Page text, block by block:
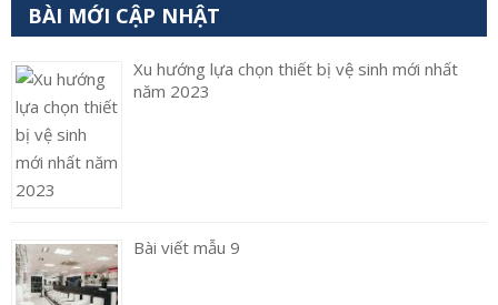
BÀI MỚI CẬP NHẬT
Xu hướng lựa chọn thiết bị vệ sinh mới nhất
năm 2023
Bài viết mẫu 9